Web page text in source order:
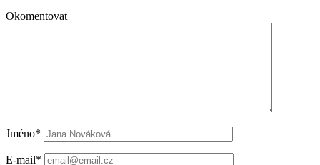
Okomentovat
Jméno*
E-mail*